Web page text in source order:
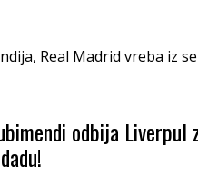
Real Madrid vreba iz
odbija Liverpul